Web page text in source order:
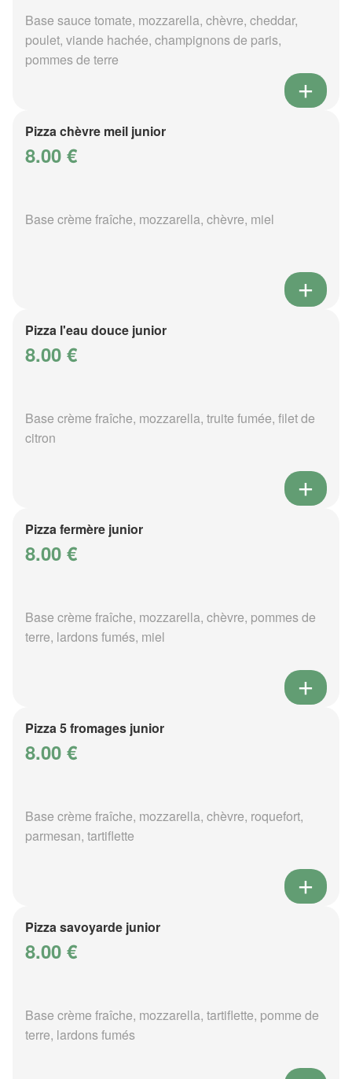
Base sauce tomate, mozzarella, chèvre, cheddar,
poulet, viande hachée, champignons de paris,
pommes de terre
Pizza chèvre meil junior
8.00 €
Base crème fraîche, mozzarella, chèvre, miel
Pizza l'eau douce junior
8.00 €
Base crème fraîche, mozzarella, truite fumée, filet de
citron
Pizza fermère junior
8.00 €
Base crème fraîche, mozzarella, chèvre, pommes de
terre, lardons fumés, miel
Pizza 5 fromages junior
8.00 €
Base crème fraîche, mozzarella, chèvre, roquefort,
parmesan, tartiflette
Pizza savoyarde junior
8.00 €
Base crème fraîche, mozzarella, tartiflette, pomme de
terre, lardons fumés